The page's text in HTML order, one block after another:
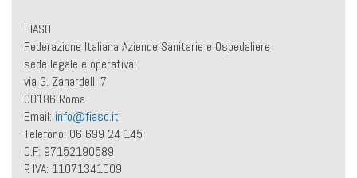
FIASO
Federazione Italiana Aziende Sanitarie e Ospedaliere
sede legale e operativa:
via G. Zanardelli 7
00186 Roma
Email: info@fiaso.it
Telefono: 06 699 24 145
C.F.: 97152190589
P. IVA: 11071341009